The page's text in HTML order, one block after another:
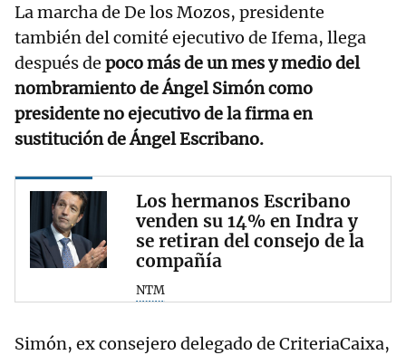
La marcha de De los Mozos, presidente
también del comité ejecutivo de Ifema, llega
después de poco más de un mes y medio del
nombramiento de Ángel Simón como
presidente no ejecutivo de la firma en
sustitución de Ángel Escribano.
Los hermanos Escribano
venden su 14% en Indra y
se retiran del consejo de la
compañía
NTM
Simón, ex consejero delegado de CriteriaCaixa,